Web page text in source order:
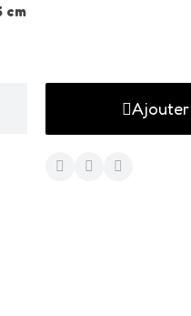
cm